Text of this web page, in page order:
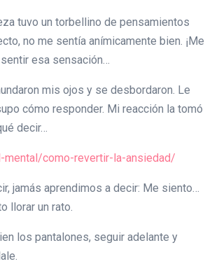
tuvo un torbellino de pensamientos
no me sentía anímicamente bien. ¡Me
esa sensación…
mis ojos y se desbordaron. Le
cómo responder. Mi reacción la tomó
decir…
como-revertir-la-ansiedad/
jamás aprendimos a decir: Me siento…
llorar un rato.
los pantalones, seguir adelante y